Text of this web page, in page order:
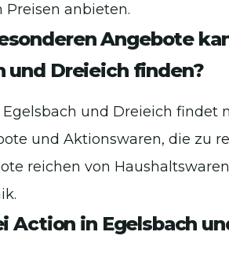
Preisen anbieten.
Angebote
und Dreieich finden?
und Dreieich findet
und Aktionswaren, die zu
reichen von
Action in Egelsbach